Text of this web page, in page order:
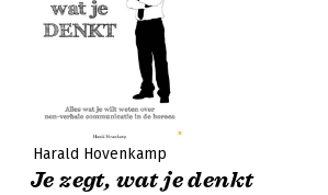
Harald Hovenkamp
Je zegt, wat je denkt